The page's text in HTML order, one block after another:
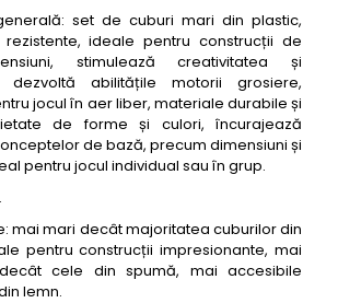
set de cuburi mari din plastic,
ideale pentru construcții de
stimulează creativitatea și
dezvoltă abilitățile motorii grosiere,
jocul în aer liber, materiale durabile și
de forme și culori, încurajează
de bază, precum dimensiuni și
pentru jocul individual sau în grup.
mai mari decât majoritatea cuburilor din
pentru construcții impresionante, mai
cele din spumă, mai accesibile
lemn.